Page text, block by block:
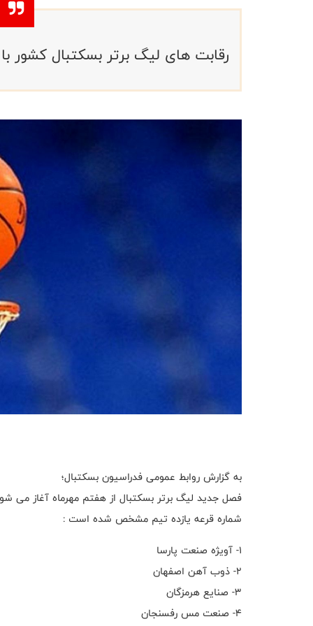
رقابت های لیگ برتر بسکتبال کشور با ۱۲ تیم از هفتم مهرماه آغاز می
به گزارش روابط عمومی فدراسیون بسکتبال؛
فصل جدید لیگ برتر بسکتبال از هفتم مهرماه آغاز می
شماره قرعه یازده تیم مشخص شده است :
١- آويژه صنعت پارسا
٢- ذوب آهن اصفهان
٣- صنايع هرمزگان
٤- صنعت مس رفسنجان